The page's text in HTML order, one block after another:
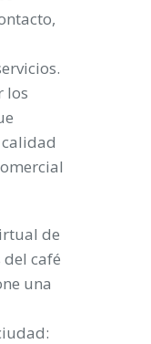
los
de
del café
una